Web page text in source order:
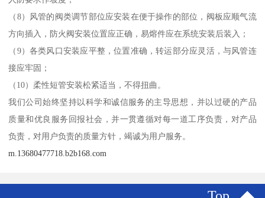
（8）风管的阀类调节部位应安装在便于操作的部位，阀板应顺气流
方向插入，防火阀安装位置应正确，易熔件应在系统安装后装入；
（9）各类风口安装应平整，位置准确，转运部分应灵活，与风管连
接应牢固；
（10）柔性短管安装松紧适当，不得扭曲。
我们公司始终坚持以科学和诚信服务的主导思想，并以过硬的产品
质量和优良服务回报社会，并一贯遵循对每一道工序负责，对产品
负责，对用户负责的质量方针，竭诚为用户服务。
m.13680477718.b2b168.com